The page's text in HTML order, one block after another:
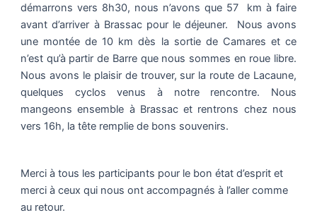
démarrons vers 8h30, nous n’avons que 57 km à faire
avant d’arriver à Brassac pour le déjeuner. Nous avons
une montée de 10 km dès la sortie de Camares et ce
n’est qu’à partir de Barre que nous sommes en roue libre.
Nous avons le plaisir de trouver, sur la route de Lacaune,
quelques cyclos venus à notre rencontre. Nous
mangeons ensemble à Brassac et rentrons chez nous
vers 16h, la tête remplie de bons souvenirs.
Merci à tous les participants pour le bon état d’esprit et
merci à ceux qui nous ont accompagnés à l’aller comme
au retour.